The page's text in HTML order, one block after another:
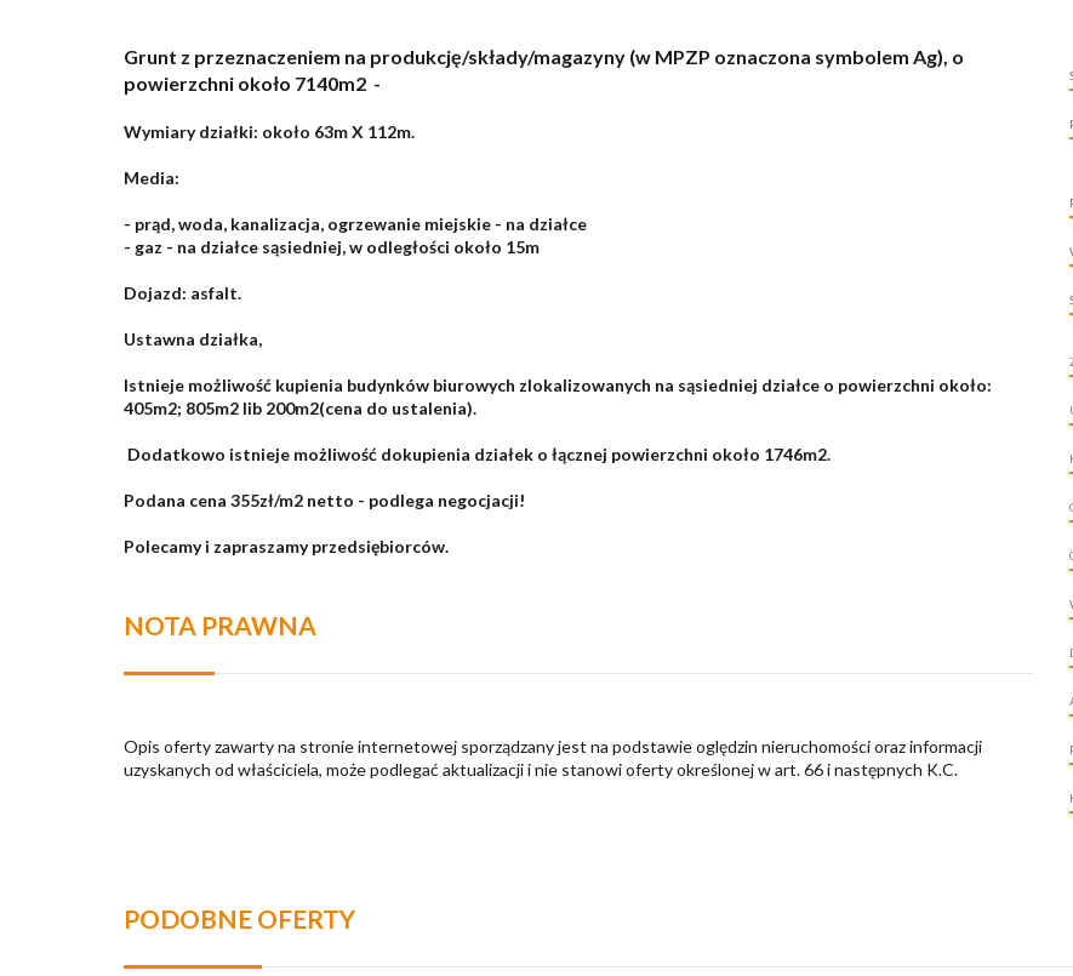
Grunt z przeznaczeniem na produkcję/składy/magazyny (w MPZP oznaczona symbolem Ag), o
powierzchni około 7140m2 -
Wymiary działki: około 63m X 112m.
Media:
- prąd, woda, kanalizacja, ogrzewanie miejskie - na działce
- gaz - na działce sąsiedniej, w odległości około 15m
Dojazd: asfalt.
Ustawna działka,
Istnieje możliwość kupienia budynków biurowych zlokalizowanych na sąsiedniej działce o powierzchni około:
405m2; 805m2 lib 200m2(cena do ustalenia).
Dodatkowo istnieje możliwość dokupienia działek o łącznej powierzchni około 1746m2.
Podana cena 355zł/m2 netto - podlega negocjacji!
Polecamy i zapraszamy przedsiębiorców.
NOTA PRAWNA
Opis oferty zawarty na stronie internetowej sporządzany jest na podstawie oględzin nieruchomości oraz informacji
uzyskanych od właściciela, może podlegać aktualizacji i nie stanowi oferty określonej w art. 66 i następnych K.C.
PODOBNE OFERTY